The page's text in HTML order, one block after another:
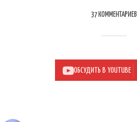
37 КОММЕНТАРИЕВ
ОБСУДИТЬ В YOUTUBE